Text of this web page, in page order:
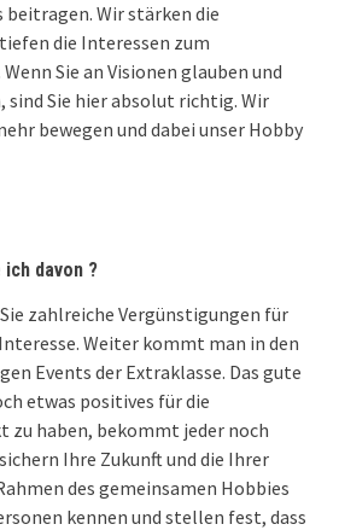
beitragen. Wir stärken die
die Interessen zum
Sie an Visionen glauben und
Sie hier absolut richtig. Wir
bewegen und dabei unser Hobby
davon ?
zahlreiche Vergünstigungen für
Weiter kommt man in den
Events der Extraklasse. Das gute
etwas positives für die
haben, bekommt jeder noch
Ihre Zukunft und die Ihrer
des gemeinsamen Hobbies
kennen und stellen fest, dass